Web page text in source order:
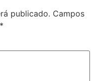
publicado. Campos
*